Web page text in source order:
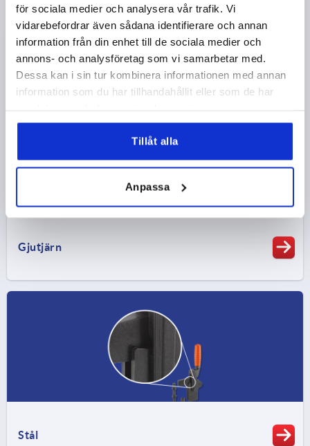
för sociala medier och analysera vår trafik. Vi
vidarebefordrar även sådana identifierare och annan
information från din enhet till de sociala medier och
annons- och analysföretag som vi samarbetar med.
Dessa kan i sin tur kombinera informationen med annan
information som du har tillhandahållit eller som de har
Tillåt alla
Anpassa
Ickejärnmetaller
Gjutjärn
Stål